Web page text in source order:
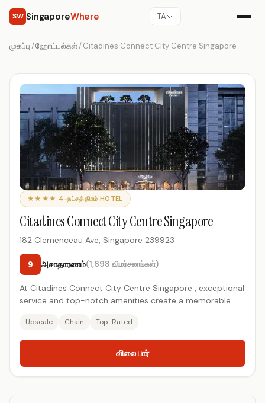
SW SingaporeWhere TA
முகப்பு /ஹோட்டல்கள்/Citadines Connect City Centre Singapore
★★★★ 4-நட்சத்திரம் HOTEL
Citadines Connect City Centre Singapore
182 Clemenceau Ave, Singapore 239923
9 அசாதாரணம்(1,698 விமர்சனங்கள்)
At Citadines Connect City Centre Singapore , exceptional
service and top-notch amenities create a memorable
Upscale Chain Top-Rated
விலை பார்